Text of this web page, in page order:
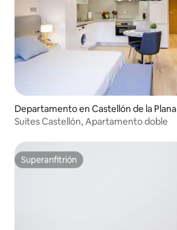
Departamento en Castellón de la Plana
Suites Castellón, Apartamento doble
Superanfitrión
Superanfitrión